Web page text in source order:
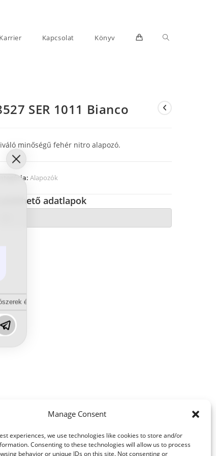
Manage Consent
experiences, we use technologies like cookies to store and/or
Consenting to these technologies will allow us to process
behavior or unique IDs on this site. Not consenting or
Karrier Kapcsolat Könyv Toggle
website
SER 1011 Bianco
minőségű fehér nitro alapozó.
Kategória:Alapozók
Letölthető adatlapok
és diszpergálószerek terén?